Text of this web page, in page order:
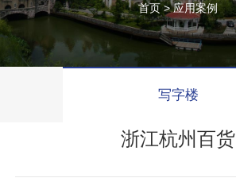
关于我们
产品与服务
首页>应用案例
写字楼
浙江杭州百货